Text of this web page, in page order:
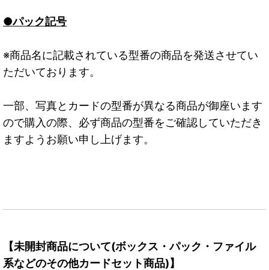
●パック記号
※商品名に記載されている型番の商品を発送させてい
ただいております。
一部、写真とカードの型番が異なる商品が御座います
ので購入の際、必ず商品の型番をご確認していただき
ますようお願い申し上げます。
【未開封商品について(ボックス・パック・ファイル
系などのその他カードセット商品)】